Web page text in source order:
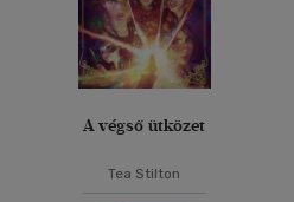
A végső ütközet
Tea Stilton